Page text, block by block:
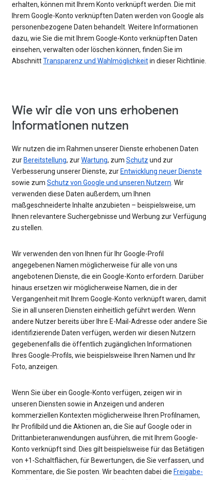
erhalten, können mit Ihrem Konto verknüpft werden. Die mit
Ihrem Google-Konto verknüpften Daten werden von Google als
personenbezogene Daten behandelt. Weitere Informationen
dazu, wie Sie die mit Ihrem Google-Konto verknüpften Daten
einsehen, verwalten oder löschen können, finden Sie im
AbschnittTransparenz und Wahlmöglichkeitin dieser Richtlinie.
Wie wir die von uns erhobenen
Informationen nutzen
Wir nutzen die im Rahmen unserer Dienste erhobenen Daten
zur Bereitstellung, zurWartung, zum Schutz und zur
Verbesserung unserer Dienste, zur Entwicklung neuer Dienste
sowie zum Schutz von Google und unseren Nutzern. Wir
verwenden diese Daten außerdem, um Ihnen
maßgeschneiderte Inhalte anzubieten – beispielsweise, um
Ihnen relevantere Suchergebnisse und Werbung zur Verfügung
zu stellen.
Wir verwenden den von Ihnen für Ihr Google-Profil
angegebenen Namen möglicherweise für alle von uns
angebotenen Dienste, die ein Google-Konto erfordern. Darüber
hinaus ersetzen wir möglicherweise Namen, die in der
Vergangenheit mit Ihrem Google-Konto verknüpft waren, damit
Sie in all unseren Diensten einheitlich geführt werden. Wenn
andere Nutzer bereits über Ihre E-Mail-Adresse oder andere Sie
identifizierende Daten verfügen, werden wir diesen Nutzern
gegebenenfalls die öffentlich zugänglichen Informationen
Ihres Google-Profils, wie beispielsweise Ihren Namen und Ihr
Foto, anzeigen.
Wenn Sie über ein Google-Konto verfügen, zeigen wir in
unseren Diensten sowie in Anzeigen und anderen
kommerziellen Kontexten möglicherweise Ihren Profilnamen,
Ihr Profilbild und die Aktionen an, die Sie auf Google oder in
Drittanbieteranwendungen ausführen, die mit Ihrem Google-
Konto verknüpft sind. Dies gilt beispielsweise für das Betätigen
von +1-Schaltflächen, für Bewertungen, die Sie verfassen, und
Kommentare, die Sie posten. Wir beachten dabei die Freigabe-